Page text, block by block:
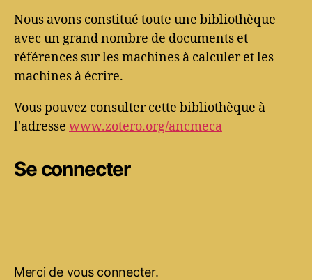
Nous avons constitué toute une bibliothèque
avec un grand nombre de documents et
références sur les machines à calculer et les
machines à écrire.
Vous pouvez consulter cette bibliothèque à
l'adresse www.zotero.org/ancmeca
Se connecter
Merci de vous connecter.